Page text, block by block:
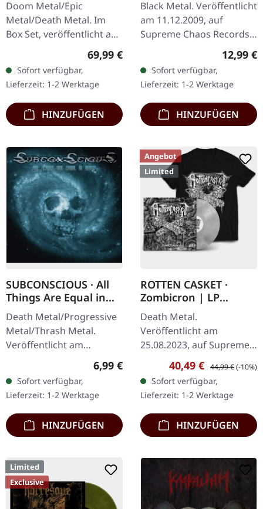
Doom Metal/Epic
Metal/Death Metal. Im
Box Set, veröffentlicht am
24.11.2023, auf Supreme
Chaos Records. Schwere
Holzbox mit speziellem
Schwarz in…
Regulärer Preis:
69,99 €
Sofort verfügbar,
Lieferzeit: 1-2 Werktage
HINZUFÜGEN
Black Metal. Veröffentlicht
am 11.12.2009, auf
Supreme Chaos Records.
CD im Jewelcase mit 12-
seitigem Booklet. Das
dritte Album von
AGRYPNIE ist…
12,99 €
Sofort verfügbar,
Lieferzeit: 1-2 Werktage
HINZUFÜGEN
SUBCONSCIOUS · All
Things Are Equal in
Death | CD
Death Metal/Progressive
Metal/Thrash Metal.
Veröffentlicht am
08.08.2008, auf Supreme
Chaos Records. CD im
Jewelcase mit 8-seitigem
Booklet.…
Regulärer Preis:
6,99 €
Sofort verfügbar,
Lieferzeit: 1-2 Werktage
HINZUFÜGEN
Angebot
Limited
ROTTEN CASKET ·
Zombicron | LP
BUNDLE
Death Metal.
Veröffentlicht am
25.08.2023, auf Supreme
Chaos Records.
EXKLUSIVES PREORDER
BUDNLE! Die ersten 50
nummerierten Exemplare
kommen mit…
Verkaufspreis:
40,49 € Regulärer Preis:
44,99 €(-10%)
Sofort verfügbar,
Lieferzeit: 1-2 Werktage
HINZUFÜGEN
Limited
Exclusive